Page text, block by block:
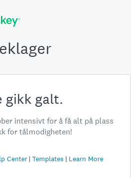
gikk galt.
intensivt for å få alt på plass
for tålmodigheten!
Center Templates Learn More